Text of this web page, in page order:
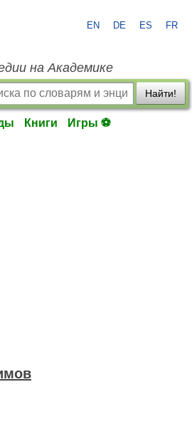
EN DE ES FR
на Академике
Найти!
Книги Игры ⚽